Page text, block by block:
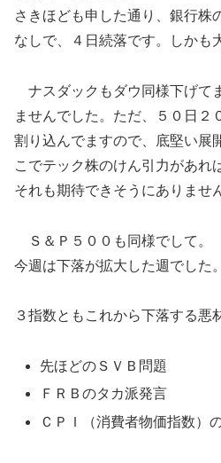
さきほども申した通り、銀行株
なしで、４日続落です。しかも
ナスダックもダウ同様下げて
ませんでした。ただ、５０日２
割り込んでますので、底堅い展
こでテック株のけん引力があれ
それも期待できそうにありませ
Ｓ＆Ｐ５００も同様でして。
今週は下落が拡大した週でした。
３指数ともこれから下落する悪
先ほどのＳＶＢ問題
ＦＲＢのタカ派発言
ＣＰＩ（消費者物価指数）